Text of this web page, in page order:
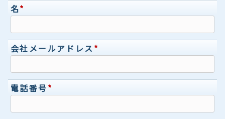
名*
会社メールアドレス *
電話番号*